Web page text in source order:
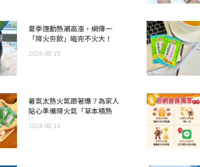
夏季運動熱潮高漲，網傳一
「降火夯飲」喝完不火大！
2024-08-19
暑氣太熱火氣跟著爆？為家人
貼心準備降火氣「草本積熱
清」
2024-08-14